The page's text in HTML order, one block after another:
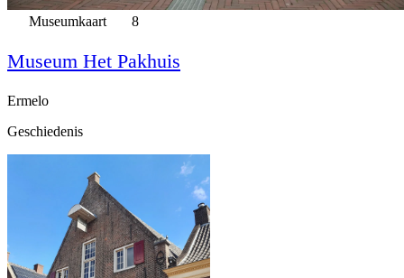
Museumkaart 8
Museum Het Pakhuis
Ermelo
Geschiedenis